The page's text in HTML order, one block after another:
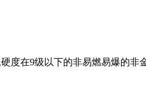
度在9级以下的非易燃易爆的非